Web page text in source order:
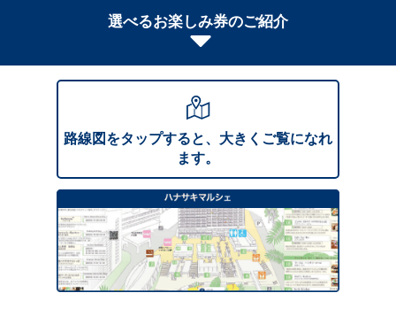
選べるお楽しみ券のご紹介
路線図をタップすると、大きくご覧になれ
ます。